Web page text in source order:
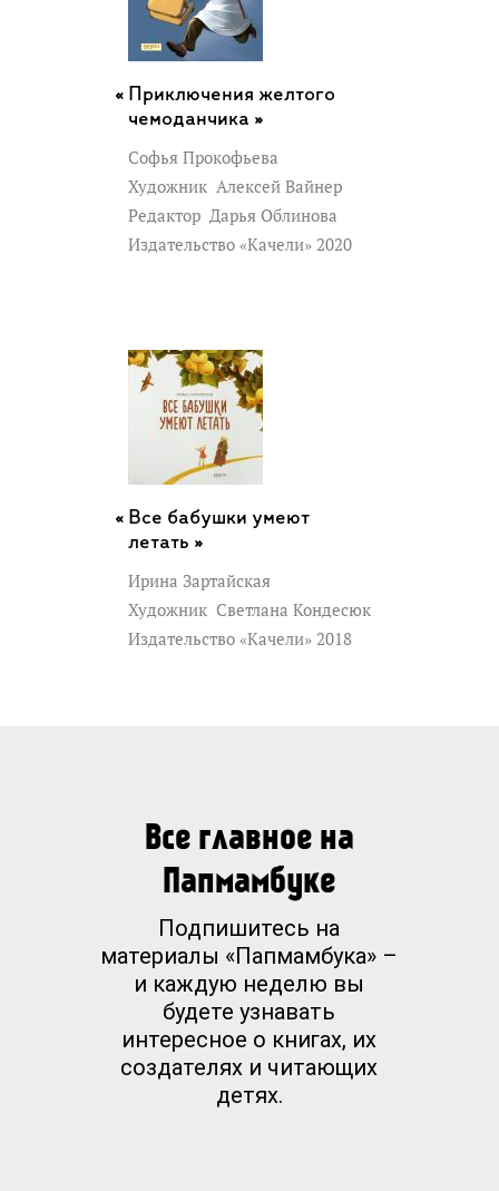
Приключения желтого
чемоданчика »
Софья Прокофьева
Художник Алексей Вайнер
Редактор Дарья Облинова
Издательство «Качели» 2020
Все бабушки умеют
летать »
Ирина Зартайская
Художник Светлана Кондесюк
Издательство «Качели» 2018
Все главное на
Папмамбуке
Подпишитесь на
материалы «Папмамбука» –
и каждую неделю вы
будете узнавать
интересное о книгах, их
создателях и читающих
детях.